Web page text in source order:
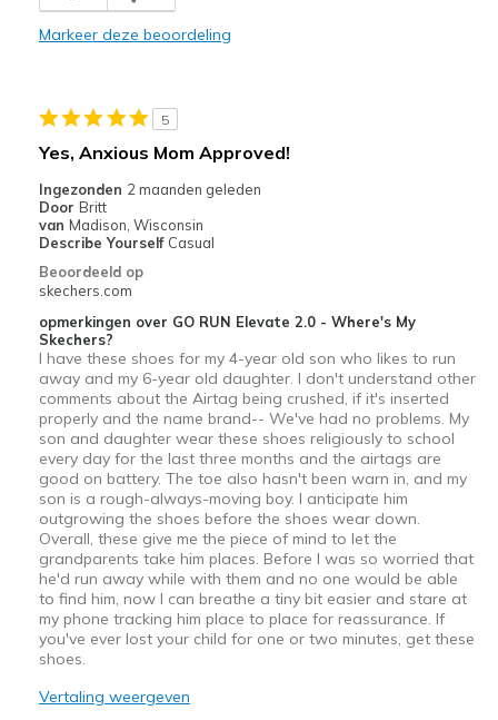
Beste toepassingen
Casual Wear
Sizing
Feels true to size
View On Shoes
Shoes are for Wearing
Markeer deze beoordeling
5
Yes, Anxious Mom Approved!
Ingezonden 2 maanden geleden
Door Britt
van Madison, Wisconsin
Describe Yourself Casual
Beoordeeld op
skechers.com
opmerkingen over GO RUN Elevate 2.0 - Where's My
Skechers?
I have these shoes for my 4-year old son who likes to run
away and my 6-year old daughter. I don't understand other
comments about the Airtag being crushed, if it's inserted
properly and the name brand-- We've had no problems. My
son and daughter wear these shoes religiously to school
every day for the last three months and the airtags are
good on battery. The toe also hasn't been warn in, and my
son is a rough-always-moving boy. I anticipate him
outgrowing the shoes before the shoes wear down.
Overall, these give me the piece of mind to let the
grandparents take him places. Before I was so worried that
he'd run away while with them and no one would be able
to find him, now I can breathe a tiny bit easier and stare at
my phone tracking him place to place for reassurance. If
you've ever lost your child for one or two minutes, get these
shoes.
Vertaling weergeven